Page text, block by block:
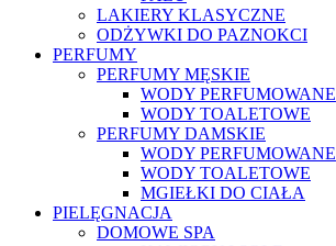
LAKIERY KLASYCZNE
ODŻYWKI DO PAZNOKCI
PERFUMY
PERFUMY MĘSKIE
WODY PERFUMOWANE
WODY TOALETOWE
PERFUMY DAMSKIE
WODY PERFUMOWANE
WODY TOALETOWE
MGIEŁKI DO CIAŁA
PIELĘGNACJA
DOMOWE SPA